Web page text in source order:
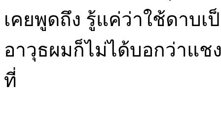
เคยพูดถึง รู้แค่ว่าใช้ดาบ
อาวุธผมก็ไม่ได้บอกว่าแ
ที่